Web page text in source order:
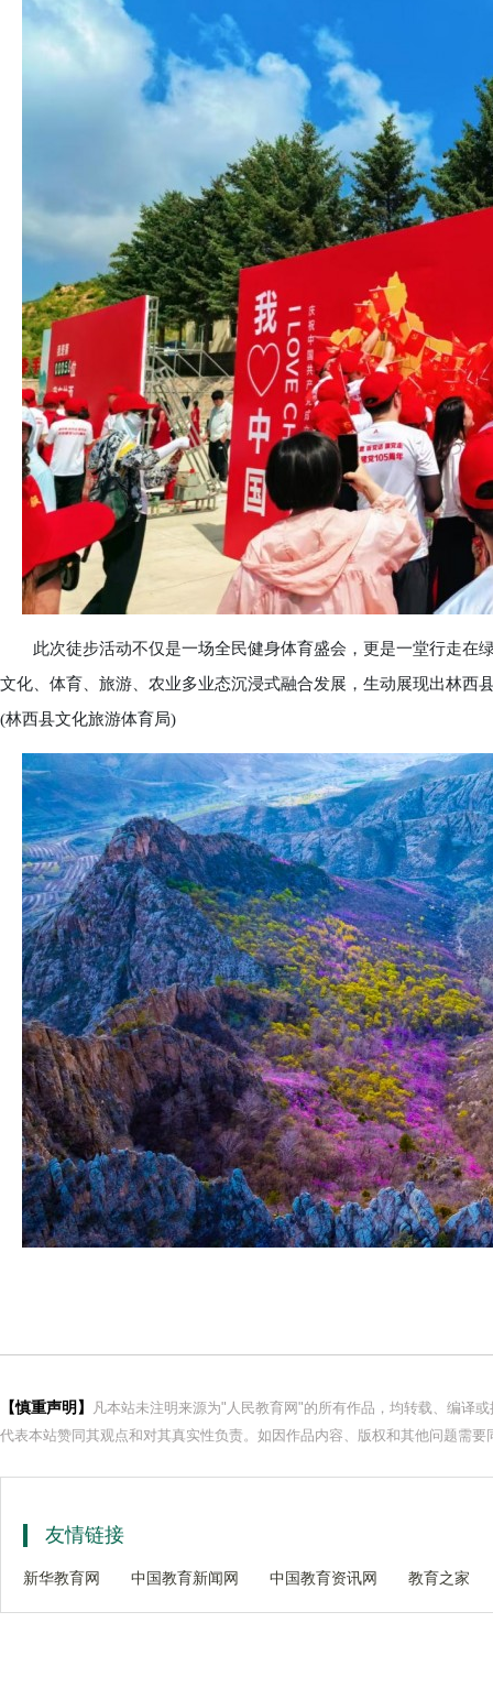
此次徒步活动不仅是一场全民健身体育盛会，更是一堂行走在
文化、体育、旅游、农业多业态沉浸式融合发展，生动展现出林西
(林西县文化旅游体育局)
【慎重声明】
凡本站未注明来源为"人民教育网"的所有作品，均转载、编译
代表本站赞同其观点和对其真实性负责。如因作品内容、版权和其他问题需
友情链接
新华教育网 中国教育新闻网 中国教育资讯网 教育之家